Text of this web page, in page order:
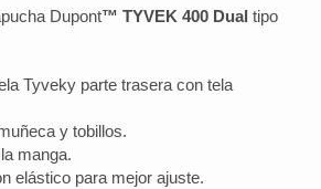
Dupont™ TYVEK 400 Dual tipo
Tyveky parte trasera con tela
y tobillos.
manga.
elástico para mejor ajuste.